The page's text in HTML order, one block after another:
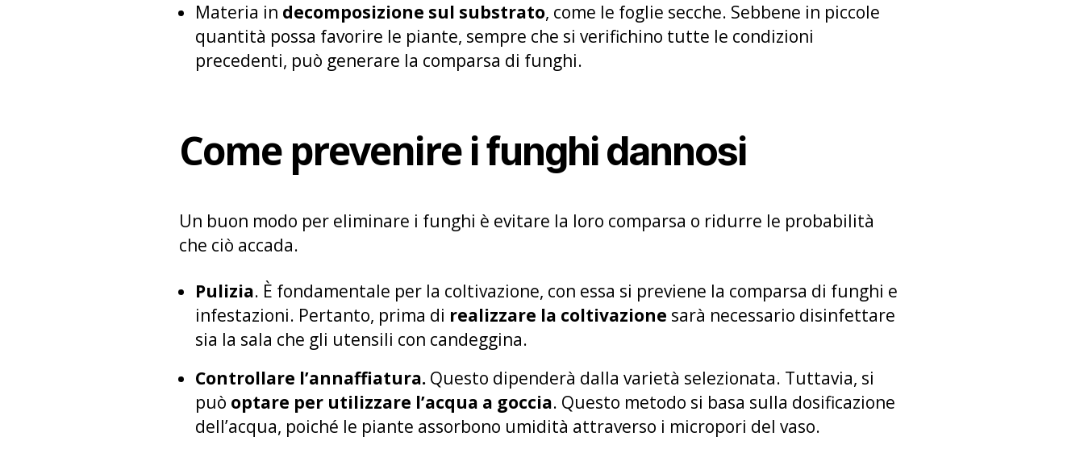
Materia in decomposizione sul substrato, come le foglie secche. Sebbene in piccole
quantità possa favorire le piante, sempre che si verifichino tutte le condizioni
precedenti, può generare la comparsa di funghi.
Come prevenire ifunghi dannosi
Un buon modo per eliminare i funghi è evitare la loro comparsa o ridurre le probabilità
che ciò accada.
Pulizia. È fondamentale per la coltivazione, con essa si previene la comparsa di funghi e
infestazioni. Pertanto, prima di realizzare la coltivazione sarà necessario disinfettare
sia la sala che gli utensili con candeggina.
Controllare l’annaffiatura. Questo dipenderà dalla varietà selezionata. Tuttavia, si
può optare per utilizzare l’acqua a goccia. Questo metodo si basa sulla dosificazione
dell’acqua, poiché le piante assorbono umidità attraverso i micropori del vaso.